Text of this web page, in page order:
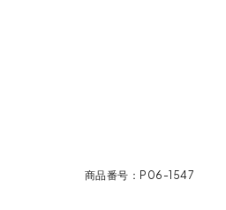
商品番号 P06-1547